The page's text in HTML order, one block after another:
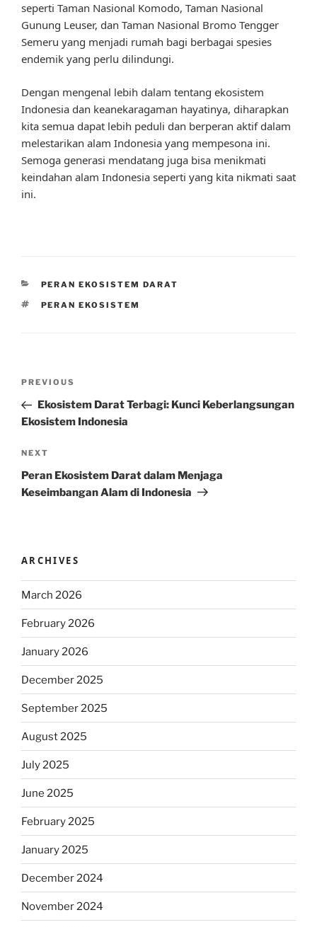
seperti Taman Nasional Komodo, Taman Nasional
Gunung Leuser, dan Taman Nasional Bromo Tengger
Semeru yang menjadi rumah bagi berbagai spesies
endemik yang perlu dilindungi.
Dengan mengenal lebih dalam tentang ekosistem
Indonesia dan keanekaragaman hayatinya, diharapkan
kita semua dapat lebih peduli dan berperan aktif dalam
melestarikan alam Indonesia yang mempesona ini.
Semoga generasi mendatang juga bisa menikmati
keindahan alam Indonesia seperti yang kita nikmati saat
ini.
CATEGORIES
PERAN EKOSISTEM DARAT
TAGS
PERAN EKOSISTEM
Previous
Post
PREVIOUS
Ekosistem Darat Terbagi: Kunci Keberlangsungan
Ekosistem Indonesia
Next
Post
NEXT
Peran Ekosistem Darat dalam Menjaga
Keseimbangan Alam di Indonesia
ARCHIVES
March 2026
February 2026
January 2026
December 2025
September 2025
August 2025
July 2025
June 2025
February 2025
January 2025
December 2024
November 2024